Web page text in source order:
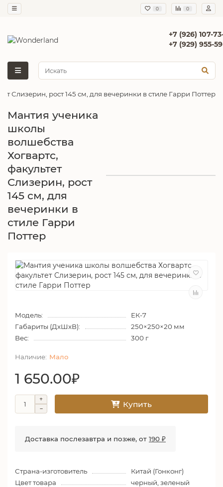
0 0
+7 (926) 107-
+7 (929) 955-
Слизерин, рост 145 см, для вечеринки в стиле Гарри Поттер
Мантия ученика
школы
волшебства
Хогвартс,
факультет
Слизерин, рост
145 см, для
вечеринки в
стиле Гарри
Поттер
Модель:
ЕК-7
Габариты (ДхШхВ):
250×250×20 мм
Вес:
300 г
Мало
1 650.00₽
Купить
Доставка послезавтра и позже, от 190 ₽
Страна-изготовитель
Китай (Гонконг)
Цвет товара
черный, зеленый